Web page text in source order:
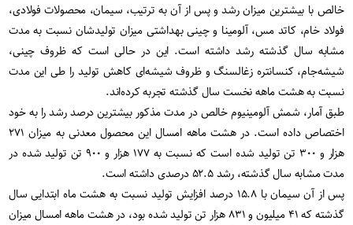
خالص با بیشترین میزان رشد و پس از آن به ترتیب، سیمان، محصولات فولادی،
فولاد خام، کاتد مس، آلومینا و چینی بهداشتی میزان تولیدشان نسبت به مدت
مشابه سال گذشته رشد داشته‌ است. این در حالی است که ظروف چینی،
شیشه‌جام، کنسانتره زغالسنگ و ظروف شیشه‌ای کاهش تولید را طی این مدت
نسبت به هشت ماهه نخست سال گذشته تجربه کرده‌اند.
طبق آمار، شمش آلومینیوم خالص در مدت مذکور بیشترین درصد رشد را به خود
اختصاص داده است. در هشت ماهه امسال این محصول معدنی به میزان ۲۷۱
هزار و ۳۰۰ تن تولید شده است که نسبت به ۱۷۷ هزار و ۹۰۰ تن تولید شده در
مدت مشابه سال گذشته، رشد ۵۲.۵ درصدی داشته است.
پس از آن سیمان با ۱۵.۸ درصد افزایش تولید نسبت به هشت ماه ابتدایی سال
گذشته که ۴۱ میلیون و ۸۳۱ هزار تن تولید شده بود، در هشت ماهه امسال میزان